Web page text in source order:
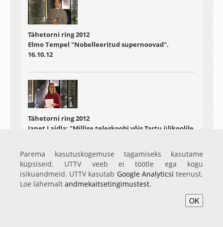
Tähetorni ring 2012
Elmo Tempel "Nobelleeritud supernoovad".
16.10.12
Tähetorni ring 2012
Janet Laidla: "Millise teleskoobi võis Tartu ülikoolile
Parema kasutuskogemuse tagamiseks kasutame
küpsiseid. UTTV veeb ei töötle ega kogu
isikuandmeid. UTTV kasutab Google Analyticsi teenust.
Loe lähemalt andmekaitsetingimustest.
OK